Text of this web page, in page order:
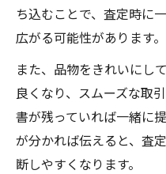
ち込むことで、査定時に
広がる可能性があります。
また、品物をきれいにし
良くなり、スムーズな取
書が残っていれば一緒に
が分かれば伝えると、査
断しやすくなります。